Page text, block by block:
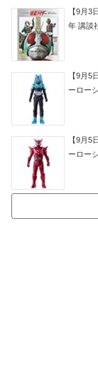
【9月3
年 講談
【9月5
ーロー
【9月5
ーロー